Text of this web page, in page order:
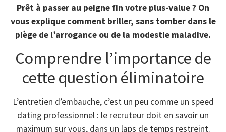
Prêt à passer au peigne fin votre plus-value ? On
vous explique comment briller, sans tomber dans le
piège de l’arrogance ou de la modestie maladive.
Comprendre l’importance de
cette question éliminatoire
L’entretien d’embauche, c’est un peu comme un speed
dating professionnel : le recruteur doit en savoir un
maximum sur vous, dans un laps de temps restreint.